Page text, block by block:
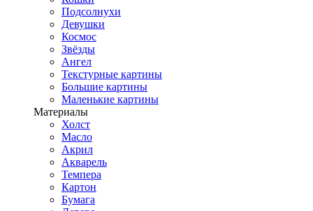
Подсолнухи
Девушки
Космос
Звёзды
Ангел
Текстурные картины
Большие картины
Маленькие картины
Материалы
Холст
Масло
Акрил
Акварель
Темпера
Картон
Бумага